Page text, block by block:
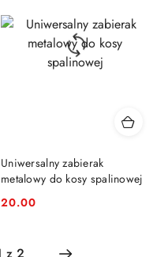
Uniwersalny zabierak
metalowy do kosy spalinowej
Cena:
20.00